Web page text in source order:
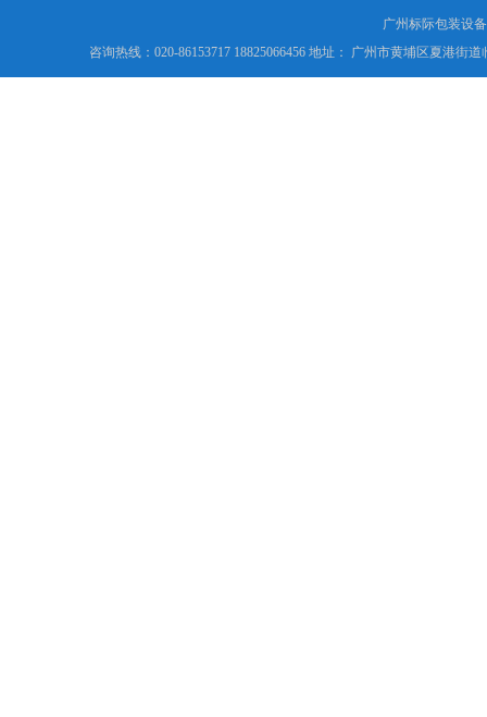
广州标际包装设
咨询热线：020-86153717 18825066456 地址： 广州市黄埔区夏港街